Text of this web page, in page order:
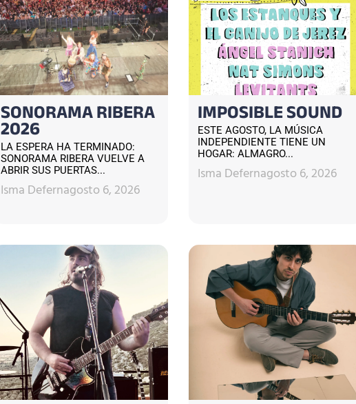
SONORAMA RIBERA
2026
LA ESPERA HA TERMINADO:
SONORAMA RIBERA VUELVE A
ABRIR SUS PUERTAS...
Isma Defernagosto 6, 2026
IMPOSIBLE SOUND
ESTE AGOSTO, LA MÚSICA
INDEPENDIENTE TIENE UN
HOGAR: ALMAGRO...
Isma Defernagosto 6, 2026